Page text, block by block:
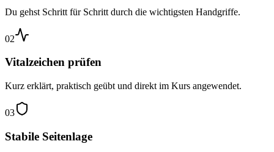
Du gehst Schritt für Schritt durch die wichtigsten Handgriffe.
02
Vitalzeichen prüfen
Kurz erklärt, praktisch geübt und direkt im Kurs angewendet.
03
Stabile Seitenlage